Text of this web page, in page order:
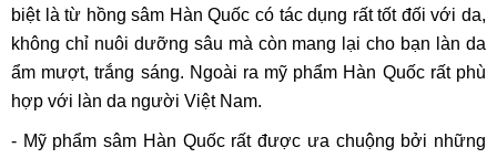
biệt là từ hồng sâm Hàn Quốc có tác dụng rất tốt đối với da,
không chỉ nuôi dưỡng sâu mà còn mang lại cho bạn làn da
ẩm mượt, trắng sáng. Ngoài ra mỹ phẩm Hàn Quốc rất phù
hợp với làn da người Việt Nam.
- Mỹ phẩm sâm Hàn Quốc rất được ưa chuộng bởi những